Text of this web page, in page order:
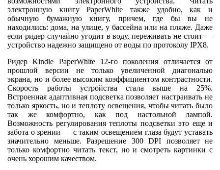
электронную книгу PaperWhite также удобно, как и
обычную бумажную книгу, причем, где бы вы не
находились: дома, на улице, у бассейна или на пляже. Даже
если ридер случайно угодит в воду, переживать не стоит —
устройство надежно защищено от воды по протоколу IPХ8.
Ридер Kindle PaperWhite 12-го поколения отличается от
прошлой версии не только увеличенной диагональю
экрана, но и более высоким коэффициентом контрастности.
Скорость работы устройства стала выше на 25%.
Встроенная адаптивная подсветка позволяет настраивать не
только яркость, но и теплоту освещения, чтобы читать было
так же комфортно, как под настольной лампой.
Возможность регулирования теплоты подсветки это еще и
забота о зрении — с таким освещением глаза будут уставать
значительно меньше. Разрешение 300 DPI позволяет не
только комфортно читать текст, но и смотреть картинки с
очень хорошим качеством.